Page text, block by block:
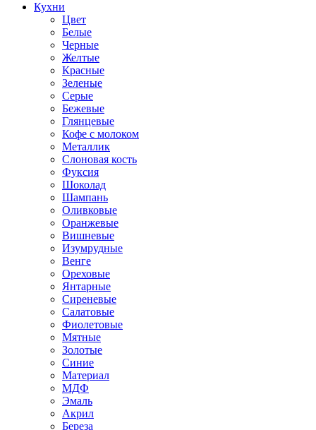
Кухни
Цвет
Белые
Черные
Желтые
Красные
Зеленые
Серые
Бежевые
Глянцевые
Кофе с молоком
Металлик
Слоновая кость
Фуксия
Шоколад
Шампань
Оливковые
Оранжевые
Вишневые
Изумрудные
Венге
Ореховые
Янтарные
Сиреневые
Салатовые
Фиолетовые
Мятные
Золотые
Синие
Материал
МДФ
Эмаль
Акрил
Береза